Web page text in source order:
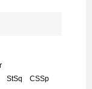
StSq CSSp